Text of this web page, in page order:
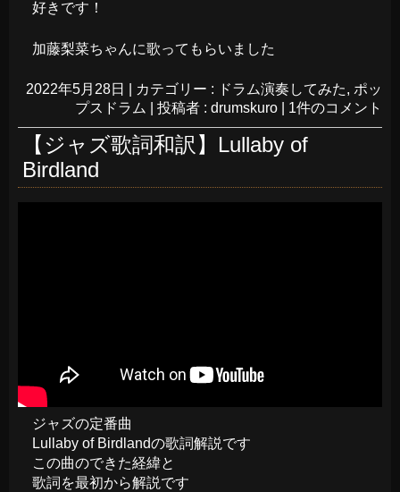
好きです！
加藤梨菜ちゃんに歌ってもらいました
2022年5月28日 カテゴリー : ドラム演奏してみた, ポッ
プスドラム
投稿者 : drumskuro 1件のコメント
【ジャズ歌詞和訳】Lullaby of
Birdland
ジャズの定番曲
Lullaby of Birdlandの歌詞解説です
この曲のできた経緯と
歌詞を最初から解説です